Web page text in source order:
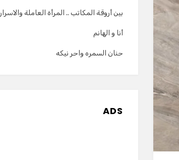
بين أروقة المكاتب .. المرأة العاملة والاسرار
أنا و الهانم
حنان السمره واحر نيكه
ADS